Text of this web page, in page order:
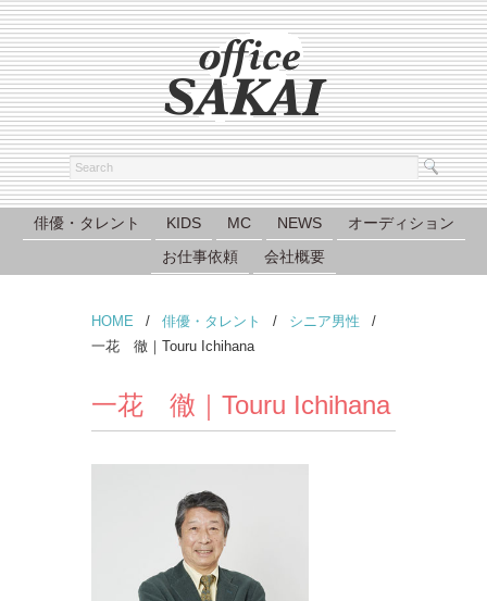
俳優・タレント KIDS MC NEWS
オーディション
お仕事依頼
会社概要
HOME / 俳優・タレント / シニア男性 /
一花 徹｜Touru Ichihana
一花 徹｜Touru Ichihana